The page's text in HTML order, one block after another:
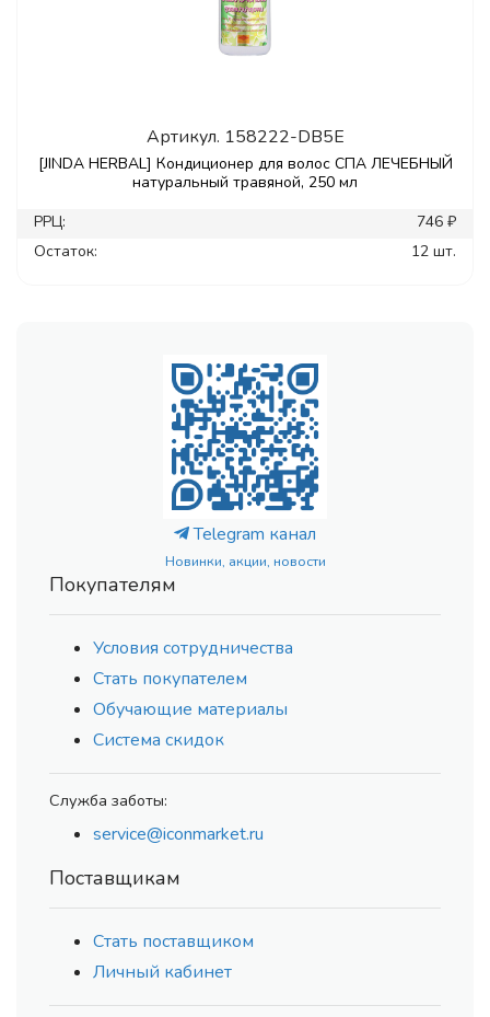
Артикул. 158222-DB5E
[JINDA HERBAL] Кондиционер для волос СПА ЛЕЧЕБНЫЙ
натуральный травяной, 250 мл
РРЦ:
746 ₽
Остаток:
12 шт.
Telegram канал
Новинки, акции, новости
Покупателям
Условия сотрудничества
Стать покупателем
Обучающие материалы
Система скидок
Служба заботы:
service@iconmarket.ru
Поставщикам
Стать поставщиком
Личный кабинет